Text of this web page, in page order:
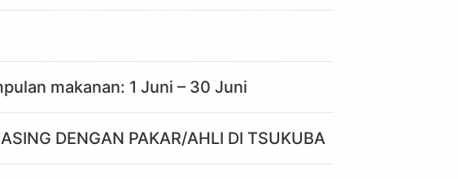
makanan: 1 Juni – 30 Juni
DENGAN PAKAR/AHLI DI TSUKUBA